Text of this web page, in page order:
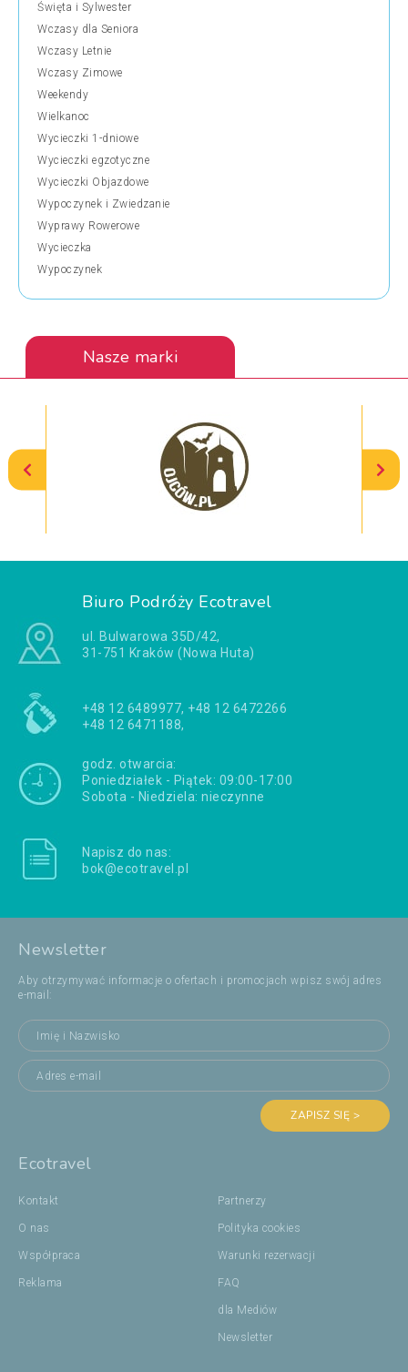
Święta i Sylwester
Wczasy dla Seniora
Wczasy Letnie
Wczasy Zimowe
Weekendy
Wielkanoc
Wycieczki 1-dniowe
Wycieczki egzotyczne
Wycieczki Objazdowe
Wypoczynek i Zwiedzanie
Wyprawy Rowerowe
Wycieczka
Wypoczynek
Nasze marki
Biuro Podróży Ecotravel
ul. Bulwarowa 35D/42,
31-751 Kraków (Nowa Huta)
+48 12 6489977, +48 12 6472266
+48 12 6471188,
godz. otwarcia:
Poniedziałek - Piątek: 09:00-17:00
Sobota - Niedziela: nieczynne
Napisz do nas:
bok@ecotravel.pl
Newsletter
Aby otrzymywać informacje o ofertach i promocjach wpisz swój adres
e-mail:
ZAPISZ SIĘ >
Ecotravel
Kontakt
O nas
Współpraca
Reklama
Partnerzy
Polityka cookies
Warunki rezerwacji
FAQ
dla Mediów
Newsletter